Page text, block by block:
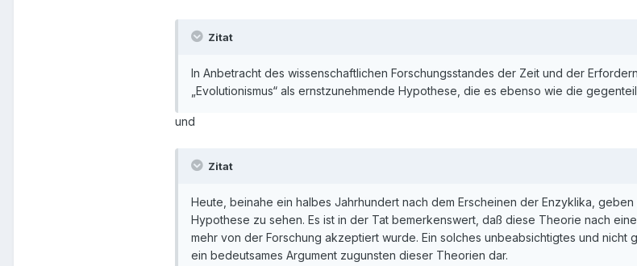
Zitat
In Anbetracht des wissenschaftlichen Forschungsstandes der Zeit und der
„Evolutionismus“ als ernstzunehmende Hypothese, die es ebenso wie die
und
Zitat
Heute, beinahe ein halbes Jahrhundert nach dem Erscheinen der Enzyklika,
Hypothese zu sehen. Es ist in der Tat bemerkenswert, daß diese Theorie nach
mehr von der Forschung akzeptiert wurde. Ein solches unbeabsichtigtes und
ein bedeutsames Argument zugunsten dieser Theorien dar.